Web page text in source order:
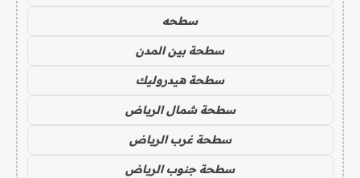
سطحه
سطحة بين المدن
سطحة هيدروليك
سطحة شمال الرياض
سطحة غرب الرياض
سطحة جنوب الرياض